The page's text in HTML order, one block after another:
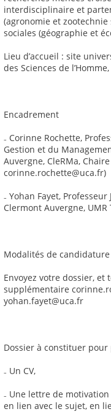
interdisciplinaire et
(agronomie et
sociales (géographie et
Lieu d’accueil : site
des Sciences de
Encadrement
₋ Corinne Rochette,
Gestion et du
Auvergne, CleRMa,
corinne.rochette@uca.fr)
₋ Yohan Fayet,
Clermont Auvergne,
Modalités de candidature
Envoyez votre dossier, et
supplémentaire
yohan.fayet@uca.fr
Dossier à constituer pour
₋ Un CV,
₋ Une lettre de
en lien avec le sujet, en